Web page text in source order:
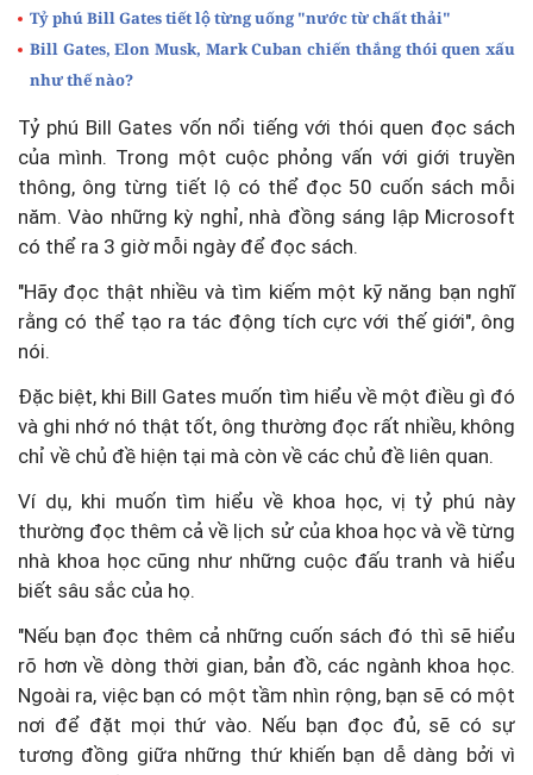
Tỷ phú Bill Gates tiết lộ từng uống "nước từ chất thải"
Bill Gates, Elon Musk, Mark Cuban chiến thắng thói quen xấu
như thế nào?
Tỷ phú Bill Gates vốn nổi tiếng với thói quen đọc sách
của mình. Trong một cuộc phỏng vấn với giới truyền
thông, ông từng tiết lộ có thể đọc 50 cuốn sách mỗi
năm. Vào những kỳ nghỉ, nhà đồng sáng lập Microsoft
có thể ra 3 giờ mỗi ngày để đọc sách.
"Hãy đọc thật nhiều và tìm kiếm một kỹ năng bạn nghĩ
rằng có thể tạo ra tác động tích cực với thế giới", ông
nói.
Đặc biệt, khi Bill Gates muốn tìm hiểu về một điều gì đó
và ghi nhớ nó thật tốt, ông thường đọc rất nhiều, không
chỉ về chủ đề hiện tại mà còn về các chủ đề liên quan.
Ví dụ, khi muốn tìm hiểu về khoa học, vị tỷ phú này
thường đọc thêm cả về lịch sử của khoa học và về từng
nhà khoa học cũng như những cuộc đấu tranh và hiểu
biết sâu sắc của họ.
"Nếu bạn đọc thêm cả những cuốn sách đó thì sẽ hiểu
rõ hơn về dòng thời gian, bản đồ, các ngành khoa học.
Ngoài ra, việc bạn có một tầm nhìn rộng, bạn sẽ có một
nơi để đặt mọi thứ vào. Nếu bạn đọc đủ, sẽ có sự
tương đồng giữa những thứ khiến bạn dễ dàng bởi vì